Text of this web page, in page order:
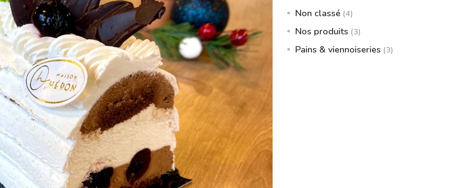
Non classé (4)
Nos produits (3)
Pains & viennoiseries (3)